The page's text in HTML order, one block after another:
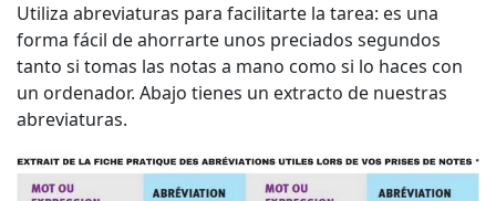
Utiliza abreviaturas para facilitarte la tarea: es una
forma fácil de ahorrarte unos preciados segundos
tanto si tomas las notas a mano como si lo haces con
un ordenador. Abajo tienes un extracto de nuestras
abreviaturas.